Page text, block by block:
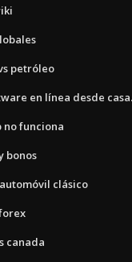
petróleo
en línea desde casa.
no funciona
bonos
clásico
canada